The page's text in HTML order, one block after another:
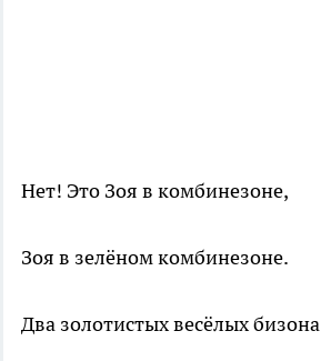
Нет! Это Зоя в комбинезоне,
Зоя в зелёном комбинезоне.
Два золотистых весёлых бизона